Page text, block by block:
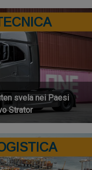
svela nei Paesi
Strator